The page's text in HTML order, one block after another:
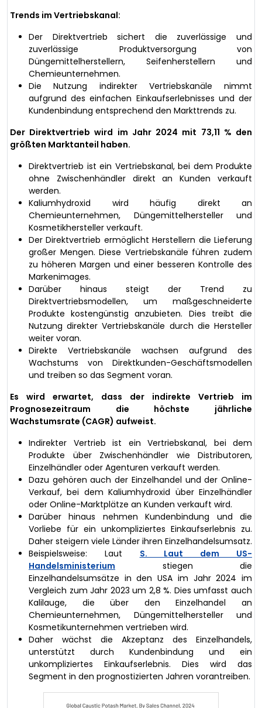
Trends im Vertriebskanal:
Der Direktvertrieb sichert die zuverlässige und
zuverlässige Produktversorgung von
Düngemittelherstellern, Seifenherstellern und
Chemieunternehmen.
Die Nutzung indirekter Vertriebskanäle nimmt
aufgrund des einfachen Einkaufserlebnisses und der
Kundenbindung entsprechend den Markttrends zu.
Der Direktvertrieb wird im Jahr 2024 mit 73,11 % den
größten Marktanteil haben.
Direktvertrieb ist ein Vertriebskanal, bei dem Produkte
ohne Zwischenhändler direkt an Kunden verkauft
werden.
Kaliumhydroxid wird häufig direkt an
Chemieunternehmen, Düngemittelhersteller und
Kosmetikhersteller verkauft.
Der Direktvertrieb ermöglicht Herstellern die Lieferung
großer Mengen. Diese Vertriebskanäle führen zudem
zu höheren Margen und einer besseren Kontrolle des
Markenimages.
Darüber hinaus steigt der Trend zu
Direktvertriebsmodellen, um maßgeschneiderte
Produkte kostengünstig anzubieten. Dies treibt die
Nutzung direkter Vertriebskanäle durch die Hersteller
weiter voran.
Direkte Vertriebskanäle wachsen aufgrund des
Wachstums von Direktkunden-Geschäftsmodellen
und treiben so das Segment voran.
Es wird erwartet, dass der indirekte Vertrieb im
Prognosezeitraum die höchste jährliche
Wachstumsrate (CAGR) aufweist.
Indirekter Vertrieb ist ein Vertriebskanal, bei dem
Produkte über Zwischenhändler wie Distributoren,
Einzelhändler oder Agenturen verkauft werden.
Dazu gehören auch der Einzelhandel und der Online-
Verkauf, bei dem Kaliumhydroxid über Einzelhändler
oder Online-Marktplätze an Kunden verkauft wird.
Darüber hinaus nehmen Kundenbindung und die
Vorliebe für ein unkompliziertes Einkaufserlebnis zu.
Daher steigern viele Länder ihren Einzelhandelsumsatz.
Beispielsweise: Laut S. Laut dem US-
Handelsministerium stiegen die
Einzelhandelsumsätze in den USA im Jahr 2024 im
Vergleich zum Jahr 2023 um 2,8 %. Dies umfasst auch
Kalilauge, die über den Einzelhandel an
Chemieunternehmen, Düngemittelhersteller und
Kosmetikunternehmen vertrieben wird.
Daher wächst die Akzeptanz des Einzelhandels,
unterstützt durch Kundenbindung und ein
unkompliziertes Einkaufserlebnis. Dies wird das
Segment in den prognostizierten Jahren vorantreiben.